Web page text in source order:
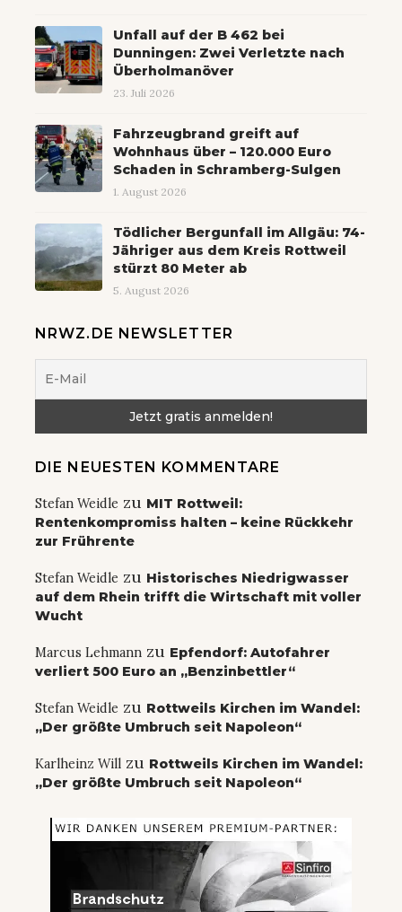
Unfall auf der B 462 bei
Dunningen: Zwei Verletzte nach
Überholmanöver
23. Juli 2026
Fahrzeugbrand greift auf
Wohnhaus über – 120.000 Euro
Schaden in Schramberg-Sulgen
1. August 2026
Tödlicher Bergunfall im Allgäu: 74-
Jähriger aus dem Kreis Rottweil
stürzt 80 Meter ab
5. August 2026
NRWZ.DE NEWSLETTER
DIE NEUESTEN KOMMENTARE
Stefan Weidle zu MIT Rottweil:
Rentenkompromiss halten – keine Rückkehr
zur Frührente
Stefan Weidle zu Historisches Niedrigwasser
auf dem Rhein trifft die Wirtschaft mit voller
Wucht
Marcus Lehmann zu Epfendorf: Autofahrer
verliert 500 Euro an „Benzinbettler“
Stefan Weidle zu Rottweils Kirchen im Wandel:
„Der größte Umbruch seit Napoleon“
Karlheinz Will zu Rottweils Kirchen im Wandel:
„Der größte Umbruch seit Napoleon“